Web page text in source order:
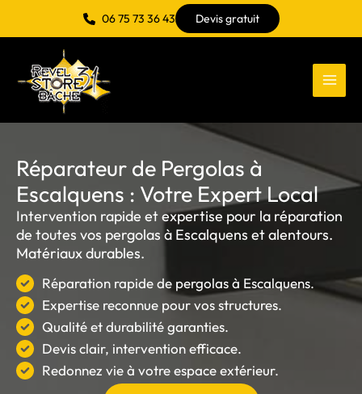
contenu
06 75 73 36 43 Devis gratuit
Réparateur de Pergolas à
Escalquens : Votre Expert Local
Intervention rapide et expertise pour la réparation
de toutes vos pergolas à Escalquens et alentours.
Matériaux durables.
Réparation rapide de pergolas à Escalquens.
Expertise reconnue pour vos structures.
Qualité et durabilité garanties.
Devis clair, intervention efficace.
Redonnez vie à votre espace extérieur.